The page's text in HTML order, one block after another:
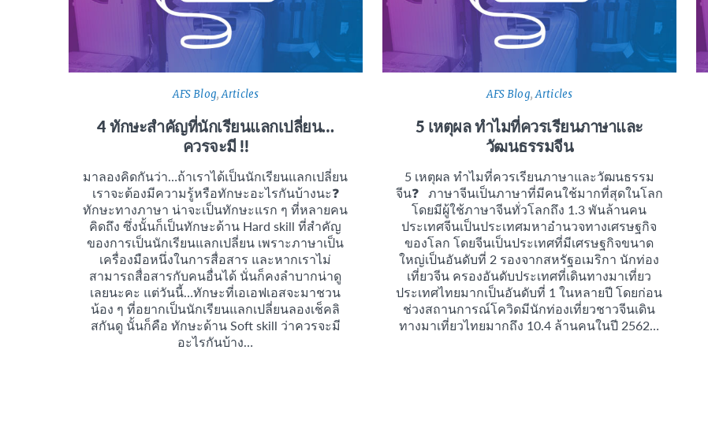
AFS Blog,Articles
4 ทักษะสำคัญที่นักเรียนแลกเปลี่ยน…
ควรจะมี !!
มาลองคิดกันว่า…ถ้าเราได้เป็นนักเรียนแลกเปลี่ยน
เราจะต้องมีความรู้หรือทักษะอะไรกันบ้างนะ❓
ทักษะทางภาษา น่าจะเป็นทักษะแรก ๆ ที่หลายคน
คิดถึง ซึ่งนั้นก็เป็นทักษะด้าน Hard skill ที่สำคัญ
ของการเป็นนักเรียนแลกเปลี่ยน เพราะภาษาเป็น
เครื่องมือหนึ่งในการสื่อสาร และหากเราไม่
สามารถสื่อสารกับคนอื่นได้ นั่นก็คงลำบากน่าดู
เลยนะคะ แต่วันนี้…ทักษะที่เอเอฟเอสจะมาชวน
น้อง ๆ ที่อยากเป็นนักเรียนแลกเปลี่ยนลองเช็คลิ
สกันดู นั้นก็คือ ทักษะด้าน Soft skill ว่าควรจะมี
อะไรกันบ้าง…
AFS Blog,Articles
5 เหตุผล ทำไมที่ควรเรียนภาษาและ
วัฒนธรรมจีน
5 เหตุผล ทำไมที่ควรเรียนภาษาและวัฒนธรรม
จีน❓ ภาษาจีนเป็นภาษาที่มีคนใช้มากที่สุดในโลก
โดยมีผู้ใช้ภาษาจีนทั่วโลกถึง 1.3 พันล้านคน
ประเทศจีนเป็นประเทศมหาอำนวจทางเศรษฐกิจ
ของโลก โดยจีนเป็นประเทศที่มีเศรษฐกิจขนาด
ใหญ่เป็นอันดับที่ 2 รองจากสหรัฐอเมริกา นักท่อง
เที่ยวจีน ครองอันดับประเทศที่เดินทางมาเที่ยว
ประเทศไทยมากเป็นอันดับที่ 1 ในหลายปี โดยก่อน
ช่วงสถานการณ์โควิดมีนักท่องเที่ยวชาวจีนเดิน
ทางมาเที่ยวไทยมากถึง 10.4 ล้านคนในปี 2562…